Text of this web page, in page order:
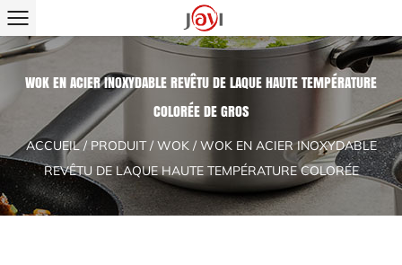
WOK EN ACIER INOXYDABLE REVÊTU DE LAQUE HAUTE TEMPÉRATURE
COLORÉE DE GROS
ACCUEIL/ PRODUIT/ WOK/ WOK EN ACIER INOXYDABLE
REVÊTU DE LAQUE HAUTE TEMPÉRATURE COLORÉE